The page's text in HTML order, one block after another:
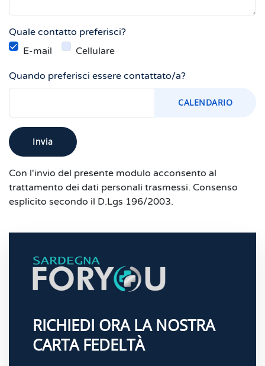
Quale contatto preferisci?
E-mail
Cellulare
Quando preferisci essere contattato/a?
CALENDARIO
Invia
Con l'invio del presente modulo acconsento al
trattamento dei dati personali trasmessi. Consenso
esplicito secondo il D.Lgs 196/2003.
RICHIEDI ORA LA NOSTRA
CARTA FEDELTÀ